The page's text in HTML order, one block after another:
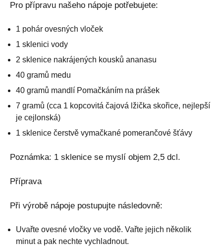
Pro přípravu našeho nápoje potřebujete:
1 pohár ovesných vloček
1 sklenici vody
2 sklenice nakrájených kousků ananasu
40 gramů medu
40 gramů mandlí Pomačkáním na prášek
7 gramů (cca 1 kopcovitá čajová lžička skořice, nejlepší
je cejlonská)
1 sklenice čerstvě vymačkané pomerančové šťávy
Poznámka: 1 sklenice se myslí objem 2,5 dcl.
Příprava
Při výrobě nápoje postupujte následovně:
Uvařte ovesné vločky ve vodě. Vařte jejich několik
minut a pak nechte vychladnout.